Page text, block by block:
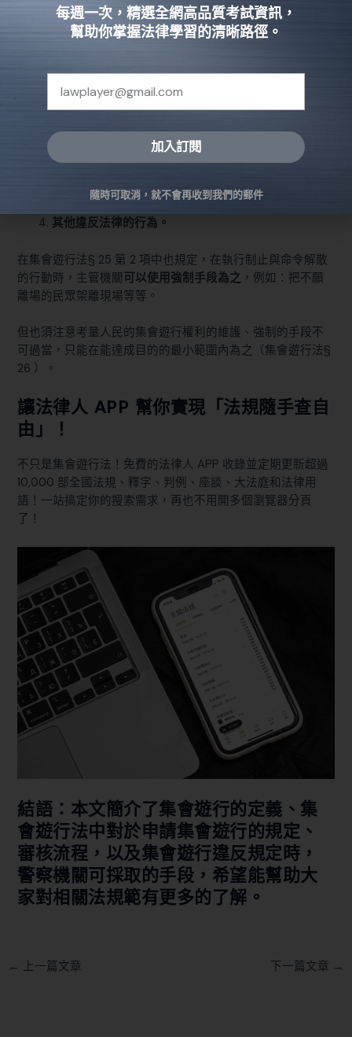
舉牌警告」）、制止或命令解散的方式終止集會遊行：
應經許可的集會、遊行未經許可而舉行，或是許可經
經許可之集會、遊行中，發生違反許可事項、許可
限制事項者。
依法規命令舉行的集會與遊行，或學術、藝文、旅
違反法令之行為者。
其他違反法律的行為。
在集會遊行法§ 25 第 2 項中也規定，在執行制止與命令解散
的行動時，主管機關 可以使用強制手段為之 ，例如：把不願
離場的民眾架離現場等等。
但也須注意考量人民的集會遊行權利的維護、強制的手段不
可過當，只能在能達成目的的最小範圍內為之（集會遊行法§
26 ）。
讓法律人 APP 幫你實現「法規隨手查自
由」！
不只是集會遊行法！免費的法律人 APP 收錄並定期更新超過
10,000 部全國法規、釋字、判例、座談、大法庭和法律用
語！一站搞定你的搜索需求，再也不用開多個瀏覽器分頁
了！
結語：本文簡介了集會遊行的定義、集
會遊行法中對於申請集會遊行的規定、
審核流程，以及集會遊行違反規定時，
警察機關可採取的手段，希望能幫助大
家對相關法規範有更多的了解。
← 上一篇文章 下一篇文章 →
每週一次，精選全網高品質考試資訊，
幫助你掌握法律學習的清晰路徑。
加入訂閱
隨時可取消，就不會再收到我們的郵件